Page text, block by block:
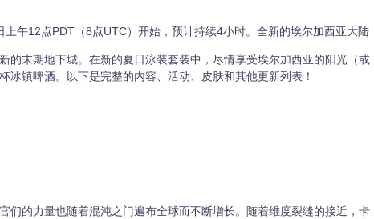
午12点PDT（8点UTC）开始，预计持续4小时。全新的埃尔加西亚大陆
的末期地下城。在新的夏日泳装套装中，尽情享受埃尔加西亚的阳光（或
冰镇啤酒。以下是完整的内容、活动、皮肤和其他更新列表！
们的力量也随着混沌之门遍布全球而不断增长。随着维度裂缝的接近，卡